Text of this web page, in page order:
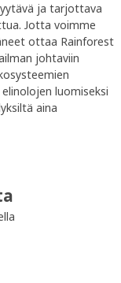
ja tarjottava
Jotta voimme
ottaa Rainforest
johtaviin
luomiseksi
aina